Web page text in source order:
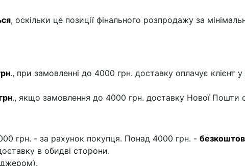
, оскільки це позиції фінального розпродажу за
., при замовленні до 4000 грн. доставку оплачує клієнт
., якщо замовлення до 4000 грн. доставку Нової Пошти
грн. - за рахунок покупця. Понад 4000 грн. -
в обидві сторони.